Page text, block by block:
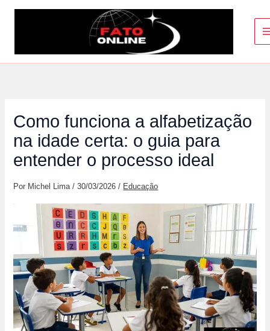
conteúdo
Como funciona a alfabetização
na idade certa: o guia para
entender o processo ideal
Por Michel Lima/30/03/2026/ Educação